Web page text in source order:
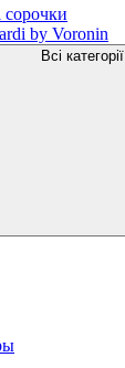
сорочки
by Voronin
Всі категорії